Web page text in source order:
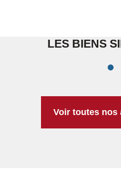
LES BIENS
Voir toutes nos